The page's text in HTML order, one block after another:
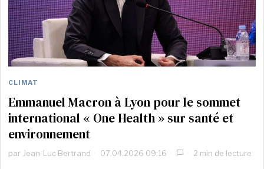
CLIMAT
Emmanuel Macron à Lyon pour le sommet
international « One Health » sur santé et
environnement
par Jean-Luc Bertrand 07.04.2026 09:16 2 min de lecture